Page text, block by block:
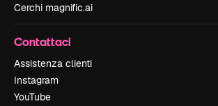
Cerchi magnific.ai
Contattaci
Assistenza clienti
Instagram
YouTube